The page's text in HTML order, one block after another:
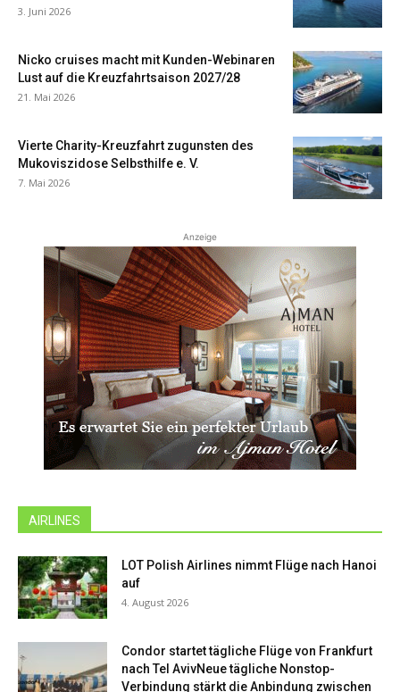
3. Juni 2026
Nicko cruises macht mit Kunden-Webinaren
Lust auf die Kreuzfahrtsaison 2027/28
21. Mai 2026
Vierte Charity-Kreuzfahrt zugunsten des
Mukoviszidose Selbsthilfe e. V.
7. Mai 2026
Anzeige
AIRLINES
LOT Polish Airlines nimmt Flüge nach Hanoi
auf
4. August 2026
Condor startet tägliche Flüge von Frankfurt
nach Tel AvivNeue tägliche Nonstop-
Verbindung stärkt die Anbindung zwischen